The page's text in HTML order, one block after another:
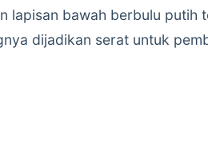
bawah berbulu putih
dijadikan serat untuk